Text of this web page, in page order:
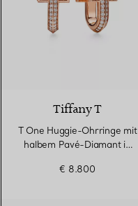
Tiffany T
T One Huggie-Ohrringe mit
halbem Pavé-Diamant in
€ 8.800